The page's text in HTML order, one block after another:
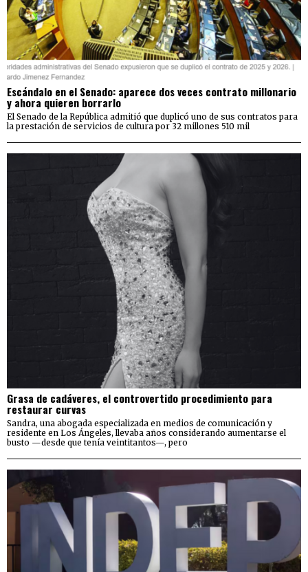
Escándalo en el Senado: aparece dos veces contrato millonario
y ahora quieren borrarlo
El Senado de la República admitió que duplicó uno de sus contratos para
la prestación de servicios de cultura por 32 millones 510 mil
Grasa de cadáveres, el controvertido procedimiento para
restaurar curvas
Sandra, una abogada especializada en medios de comunicación y
residente en Los Ángeles, llevaba años considerando aumentarse el
busto —desde que tenía veintitantos—, pero